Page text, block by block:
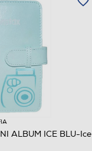
ALBUM ICE BLU-Ice